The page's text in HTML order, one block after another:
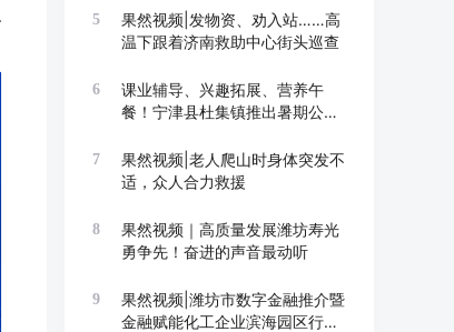
5
果然视频|发物资、劝入站……高
温下跟着济南救助中心街头巡查
6
课业辅导、兴趣拓展、营养午
餐！宁津县杜集镇推出暑期公益
7
果然视频|老人爬山时身体突发不
适，众人合力救援
8
果然视频｜高质量发展潍坊寿光
勇争先！奋进的声音最动听
9
果然视频|潍坊市数字金融推介暨
金融赋能化工企业滨海园区行举